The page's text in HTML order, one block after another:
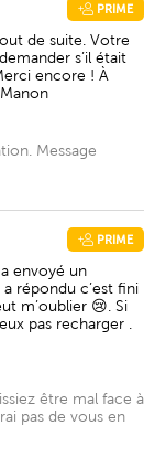
PRIME
de suite. Votre
s’il était
encore ! À
Message
PRIME
envoyé un
a répondu c’est fini
m’oublier 😢. Si
pas recharger .
être mal face à
pas de vous en